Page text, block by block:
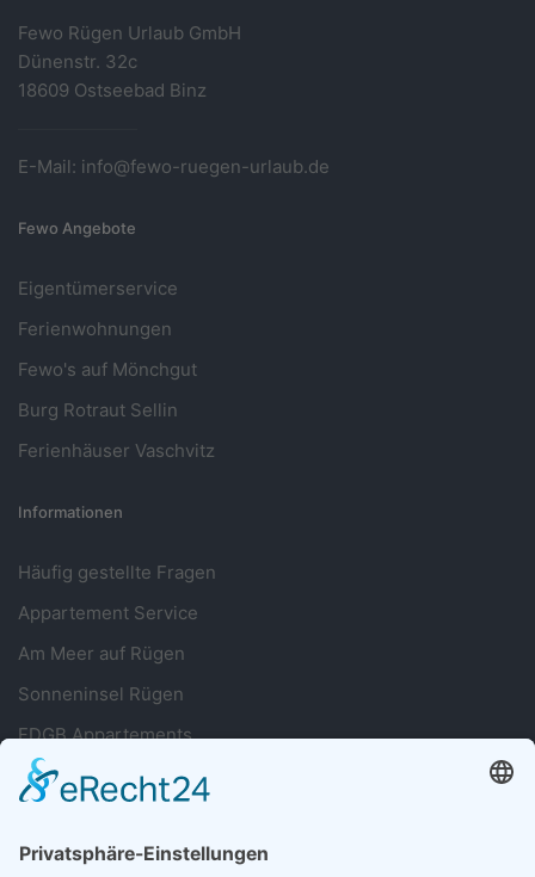
Fewo Rügen Urlaub GmbH
Dünenstr. 32c
18609 Ostseebad Binz
E-Mail: info@fewo-ruegen-urlaub.de
Fewo Angebote
Eigentümerservice
Ferienwohnungen
Fewo's auf Mönchgut
Burg Rotraut Sellin
Ferienhäuser Vaschvitz
Informationen
Häufig gestellte Fragen
Appartement Service
Am Meer auf Rügen
Sonneninsel Rügen
FDGB Appartements
Sie haben Fragen?
038393 699677